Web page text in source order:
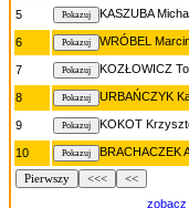
5 KASZUBA
6 WRÓBEL
7 KOZŁOWICZ
8 URBAŃCZYK
9 KOKOT
10 BRACHACZEK
Pierwszy <<< <<
zobacz